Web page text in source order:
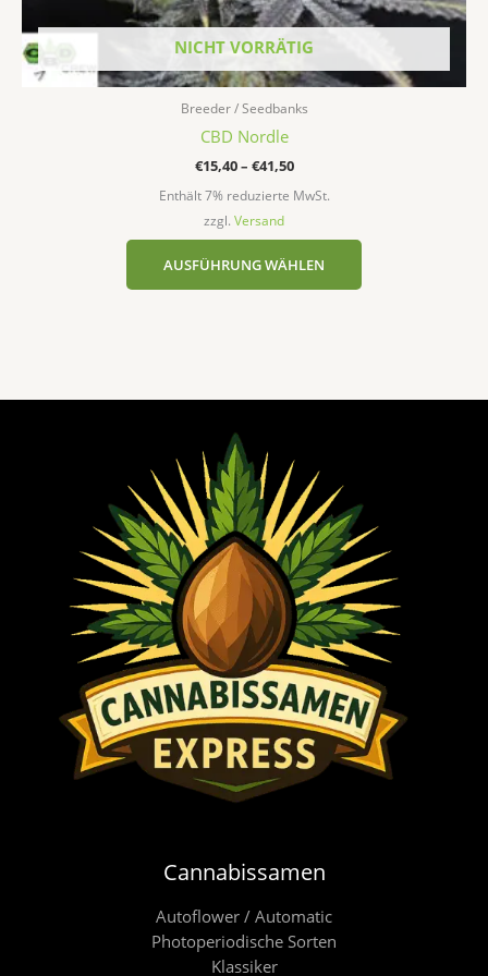
NICHT VORRÄTIG
Breeder / Seedbanks
CBD Nordle
€15,40– €41,50
Enthält 7% reduzierte MwSt.
zzgl. Versand
AUSFÜHRUNG WÄHLEN
Cannabissamen
Autoflower / Automatic
Photoperiodische Sorten
Klassiker